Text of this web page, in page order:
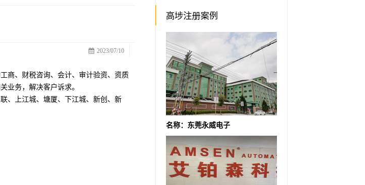
2023/07/10
商、财税咨询、会计、审计验资、资质
业务，解决客户诉求。
、上江城、塘厦、下江城、新创、新
高埗注册案例
名称：东莞永威电子